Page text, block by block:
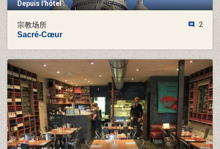
Depuis l'hôtel :
2
宗教场所
Sacré-Cœur